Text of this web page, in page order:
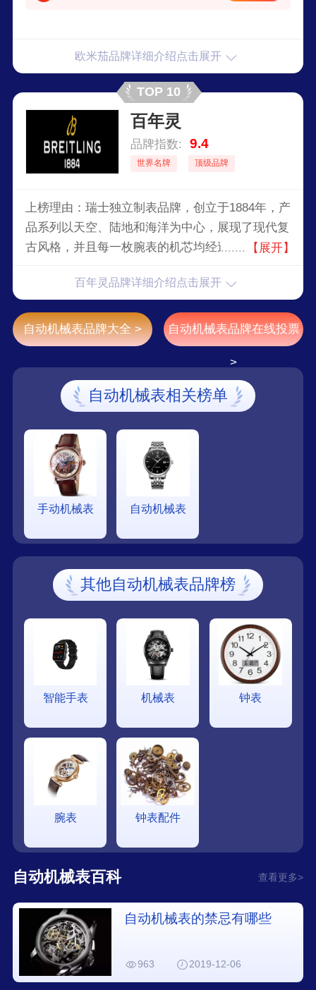
欧米茄品牌详细介绍点击展开
TOP 10
百年灵
品牌指数: 9.4
世界名牌 顶级品牌
上榜理由：瑞士独立制表品牌，创立于1884年，产
品系列以天空、陆地和海洋为中心，展现了现代复
古风格，并且每一枚腕表的机芯均经过瑞士官方天
表商之一，百年灵兼备摩登和复古特质，适应多种
【展开】
百年灵品牌详细介绍点击展开
自动机械表品牌大全 > 自动机械表品牌在线投票
>
自动机械表相关榜单
手动机械表 自动机械表
其他自动机械表品牌榜
智能手表 机械表 钟表
腕表 钟表配件
自动机械表百科 查看更多>
自动机械表的禁忌有哪些
963 2019-12-06